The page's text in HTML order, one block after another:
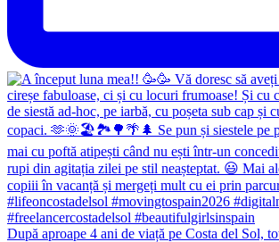
După aproape 4 ani de viață pe Costa del Sol,